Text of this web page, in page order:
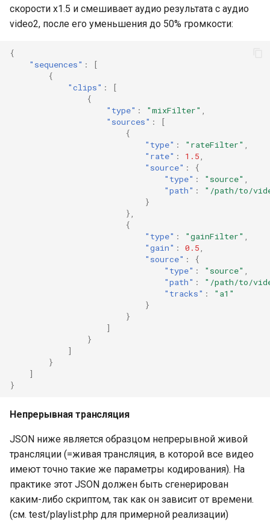
скорости x1.5 и смешивает аудио результата с аудио
video2, после его уменьшения до 50% громкости:
{
"sequences" :
[
{
"clips" :
[
{
"type" : "mixFilter"
"sources" :
[
{
"type" : "rateFilter"
"rate" : 1.5
"source" :
{
"type" : "source"
"path" :
"/path/to/
}
},
{
"type" : "gainFilter"
"gain" : 0.5
"source" :
{
"type" : "source"
"path" :
"/path/to/
"tracks" :
"a1"
}
}
]
}
]
}
]
}
Непрерывная трансляция
JSON ниже является образцом непрерывной живой
трансляции (=живая трансляция, в которой все видео
имеют точно такие же параметры кодирования). На
практике этот JSON должен быть сгенерирован
каким-либо скриптом, так как он зависит от времени.
(см. test/playlist.php для примерной реализации)